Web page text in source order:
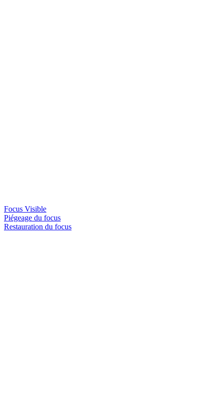
Focus Visible
Piégeage du focus
Restauration du focus